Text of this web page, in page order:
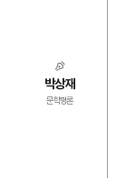
박상재
문학평론